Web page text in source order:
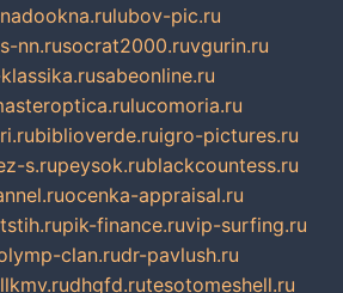
nadookna.rulubov-pic.ru
nn.rusocrat2000.ruvgurin.ru
sabeonline.ru
lucomoria.ru
biblioverde.ruigro-pictures.ru
s.rupeysok.rublackcountess.ru
ocenka-appraisal.ru
pik-finance.ruvip-surfing.ru
clan.rudr-pavlush.ru
dhgfd.rutesotomeshell.ru